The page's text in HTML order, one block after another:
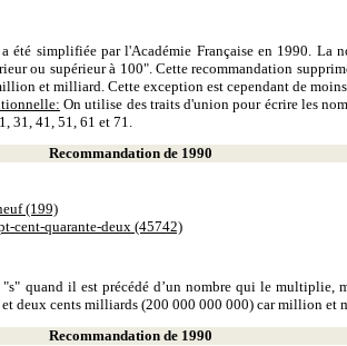
été simplifiée par l'Académie Française en 1990.
ou supérieur à 100". Cette recommandation
et milliard. Cette exception est cependant de
On utilise des traits d'union pour écrire les
31, 41, 51, 61 et 71.
Recommandation de 1990
(199)
cent-quarante-deux (45742)
"s" quand il est précédé d’un nombre qui le
deux cents milliards (200 000 000 000) car million et
Recommandation de 1990